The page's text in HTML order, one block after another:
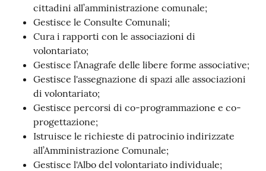
cittadini all’amministrazione comunale;
Gestisce le Consulte Comunali;
Cura i rapporti con le associazioni di
volontariato;
Gestisce l’Anagrafe delle libere forme associative;
Gestisce l'assegnazione di spazi alle associazioni
di volontariato;
Gestisce percorsi di co-programmazione e co-
progettazione;
Istruisce le richieste di patrocinio indirizzate
all’Amministrazione Comunale;
Gestisce l'Albo del volontariato individuale;